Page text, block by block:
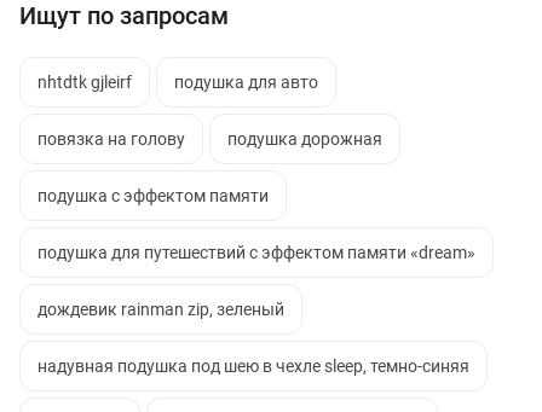
Ищут по запросам
nhtdtk gjleirf подушка для авто
повязка на голову подушка дорожная
подушка с эффектом памяти
подушка для путешествий с эффектом памяти «dream»
дождевик rainman zip, зеленый
надувная подушка под шею в чехле sleep, темно-синяя